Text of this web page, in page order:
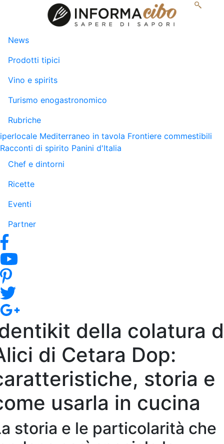
News
Prodotti tipici
Vino e spirits
Turismo enogastronomico
Rubriche
iperlocale Mediterraneo in tavola Frontiere commestibili
Racconti di spirito Panini d'Italia
Chef e dintorni
Ricette
Eventi
Partner
della colatura
di Cetara Dop:
storia e
usarla in cucina
storia e le particolarità che